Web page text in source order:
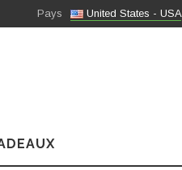
United States - USA
Pays